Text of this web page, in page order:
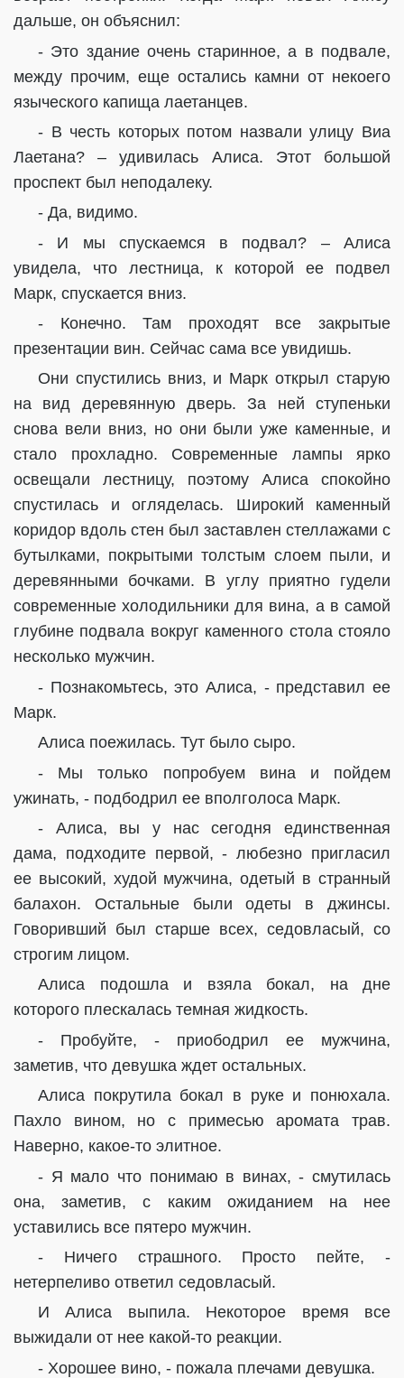
дальше, он объяснил:
- Это здание очень старинное, а в подвале,
между прочим, еще остались камни от некоего
языческого капища лаетанцев.
- В честь которых потом назвали улицу Виа
Лаетана? – удивилась Алиса. Этот большой
проспект был неподалеку.
- Да, видимо.
- И мы спускаемся в подвал? – Алиса
увидела, что лестница, к которой ее подвел
Марк, спускается вниз.
- Конечно. Там проходят все закрытые
презентации вин. Сейчас сама все увидишь.
Они спустились вниз, и Марк открыл старую
на вид деревянную дверь. За ней ступеньки
снова вели вниз, но они были уже каменные, и
стало прохладно. Современные лампы ярко
освещали лестницу, поэтому Алиса спокойно
спустилась и огляделась. Широкий каменный
коридор вдоль стен был заставлен стеллажами с
бутылками, покрытыми толстым слоем пыли, и
деревянными бочками. В углу приятно гудели
современные холодильники для вина, а в самой
глубине подвала вокруг каменного стола стояло
несколько мужчин.
- Познакомьтесь, это Алиса, - представил ее
Марк.
Алиса поежилась. Тут было сыро.
- Мы только попробуем вина и пойдем
ужинать, - подбодрил ее вполголоса Марк.
- Алиса, вы у нас сегодня единственная
дама, подходите первой, - любезно пригласил
ее высокий, худой мужчина, одетый в странный
балахон. Остальные были одеты в джинсы.
Говоривший был старше всех, седовласый, со
строгим лицом.
Алиса подошла и взяла бокал, на дне
которого плескалась темная жидкость.
- Пробуйте, - приободрил ее мужчина,
заметив, что девушка ждет остальных.
Алиса покрутила бокал в руке и понюхала.
Пахло вином, но с примесью аромата трав.
Наверно, какое-то элитное.
- Я мало что понимаю в винах, - смутилась
она, заметив, с каким ожиданием на нее
уставились все пятеро мужчин.
- Ничего страшного. Просто пейте, -
нетерпеливо ответил седовласый.
И Алиса выпила. Некоторое время все
выжидали от нее какой-то реакции.
- Хорошее вино, - пожала плечами девушка.